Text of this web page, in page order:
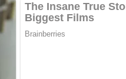
Olivenöl
Kopfsalat putzen
den Salat mischen.